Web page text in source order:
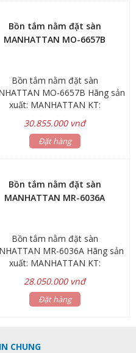
kiện 1 năm Phụ kiện ốc vít bằng
nên không bị rỉ sét trong môi
ẩm ướt Bồn tắm, đế bồn
ích và phù hợp cho nhiều không
phòng tắm có kích cỡ khác
nhau.
Bồn tắm nằm đặt sàn
MANHATTAN MO-6657B
Bồn tắm nằm đặt sàn
MO-6657B Hãng sản
xuất: MANHATTAN KT:
Trọng lượng:
Dung tích: 310L *Gía bồn tắm
chưa bao gồm vòi nước & đã
năm
30.855.000 vnđ
Đặt hàng
Bồn tắm nằm đặt sàn
MANHATTAN MR-6036A
Bồn tắm nằm đặt sàn
MR-6036A Hãng sản
xuất: MANHATTAN KT:
Trọng lượng:
Dung tích: 210L *Gía bồn tắm
chưa bao gồm vòi nước & đã
28.050.000 vnđ
Đặt hàng
CHUNG